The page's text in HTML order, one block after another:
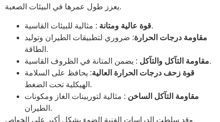
يعزز طول عمرها في البيئات الصعبة.
قوة عالية ومتانة: مثالية للبيئات القاسية.
مقاومة درجات الحرارة: ضروري لتطبيقات الطيران وتوليد
الطاقة.
مقاومة التآكل والتآكل: يضمن المتانة في الظروف القاسية.
قوة زحف درجات الحرارة العالية: يحافظ على السلامة
الهيكلية تحت الضغط.
مقاومة التآكل الساخن : مثالية لتوربينات الغاز ومكونات
الطيران.
وقد سلطت الدراسات الفنية الضوء بشكل أكبر على الخواص